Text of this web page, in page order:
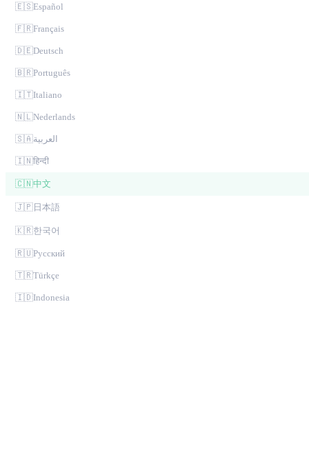
🇪🇸Español
🇫🇷Français
🇩🇪Deutsch
🇧🇷Português
🇮🇹Italiano
🇳🇱Nederlands
🇸🇦العربية
🇮🇳हिन्दी
🇨🇳中文
🇯🇵 日本語
🇰🇷한국어
🇷🇺Русский
🇹🇷Türkçe
🇮🇩Indonesia